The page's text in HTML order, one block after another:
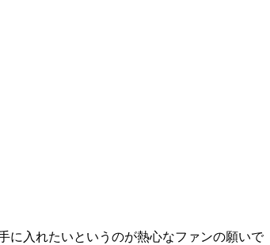
に入れたいというのが熱心なファンの願いで